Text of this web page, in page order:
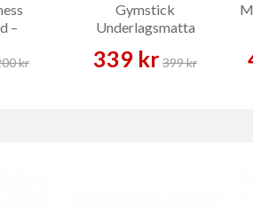
–
kr
Gymstick
Underlagsmatta
339 kr399 kr